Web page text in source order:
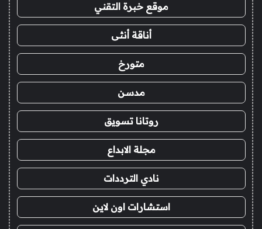
موقع خبرة التقني
أناقة أنثى
متورخ
مدسن
روتانا تسويق
مجلة الابداع
نادي الترددات
استشارات اون لاين